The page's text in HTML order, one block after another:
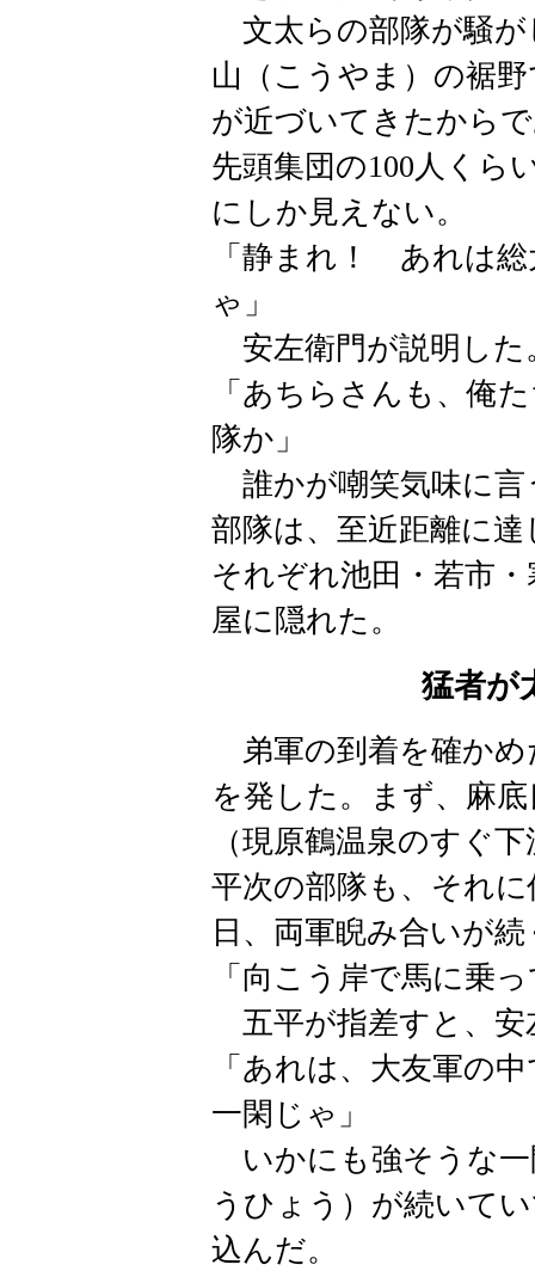
文太らの部隊が騒が
山（こうやま）の裾
が近づいてきたから
先頭集団の100人くら
にしか見えない。
「静まれ！ あれは
ゃ」
安左衛門が説明した
「あちらさんも、俺
隊か」
誰かが嘲笑気味に言
部隊は、至近距離に
それぞれ池田・若市
屋に隠れた。
猛者が
弟軍の到着を確かめ
を発した。まず、麻
（現原鶴温泉のすぐ
平次の部隊も、それ
日、両軍睨み合いが続
「向こう岸で馬に乗
五平が指差すと、安
「あれは、大友軍の
一閑じゃ」
いかにも強そうな一
うひょう）が続いて
込んだ。